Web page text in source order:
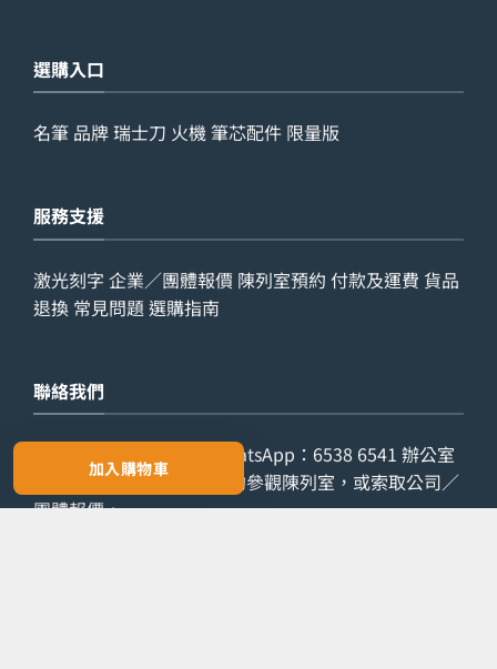
加入購物車
選購入口
名筆 品牌瑞士刀 火機筆芯配件 限量版
服務支援
激光刻字 企業／團體報價 陳列室預約 付款及運費 貨品
退換 常見問題 選購指南
聯絡我們
WhatsApp： 6538 6541 辦公室
2861 8762 歡迎預約參觀陳列室，或索取公司／
團體報價。